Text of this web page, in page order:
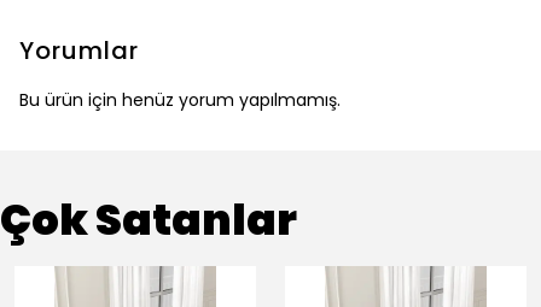
Yorumlar
Bu ürün için henüz yorum yapılmamış.
Çok Satanlar